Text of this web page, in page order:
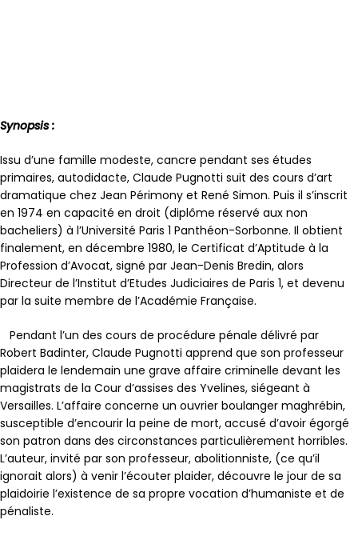
Synopsis :
Issu d’une famille modeste, cancre pendant ses études
primaires, autodidacte, Claude Pugnotti suit des cours d’art
dramatique chez Jean Périmony et René Simon. Puis il s’inscrit
en 1974 en capacité en droit (diplôme réservé aux non
bacheliers) à l’Université Paris 1 Panthéon-Sorbonne. Il obtient
finalement, en décembre 1980, le Certificat d’Aptitude à la
Profession d’Avocat, signé par Jean-Denis Bredin, alors
Directeur de l’Institut d’Etudes Judiciaires de Paris 1, et devenu
par la suite membre de l’Académie Française.
Pendant l’un des cours de procédure pénale délivré par
Robert Badinter, Claude Pugnotti apprend que son professeur
plaidera le lendemain une grave affaire criminelle devant les
magistrats de la Cour d’assises des Yvelines, siégeant à
Versailles. L’affaire concerne un ouvrier boulanger maghrébin,
susceptible d’encourir la peine de mort, accusé d’avoir égorgé
son patron dans des circonstances particulièrement horribles.
L’auteur, invité par son professeur, abolitionniste, (ce qu’il
ignorait alors) à venir l’écouter plaider, découvre le jour de sa
plaidoirie l’existence de sa propre vocation d’humaniste et de
pénaliste.